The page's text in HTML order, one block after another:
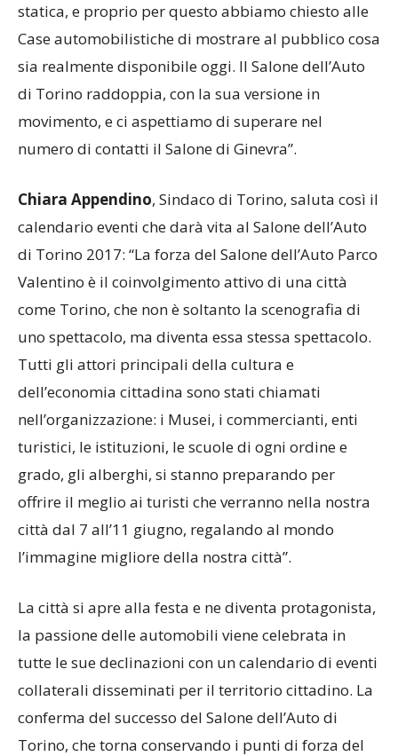
statica, e proprio per questo abbiamo chiesto alle
Case automobilistiche di mostrare al pubblico cosa
sia realmente disponibile oggi. Il Salone dell’Auto
di Torino raddoppia, con la sua versione in
movimento, e ci aspettiamo di superare nel
numero di contatti il Salone di Ginevra”.
Chiara Appendino, Sindaco di Torino, saluta così il
calendario eventi che darà vita al Salone dell’Auto
di Torino 2017: “La forza del Salone dell’Auto Parco
Valentino è il coinvolgimento attivo di una città
come Torino, che non è soltanto la scenografia di
uno spettacolo, ma diventa essa stessa spettacolo.
Tutti gli attori principali della cultura e
dell’economia cittadina sono stati chiamati
nell’organizzazione: i Musei, i commercianti, enti
turistici, le istituzioni, le scuole di ogni ordine e
grado, gli alberghi, si stanno preparando per
offrire il meglio ai turisti che verranno nella nostra
città dal 7 all’11 giugno, regalando al mondo
l’immagine migliore della nostra città”.
La città si apre alla festa e ne diventa protagonista,
la passione delle automobili viene celebrata in
tutte le sue declinazioni con un calendario di eventi
collaterali disseminati per il territorio cittadino. La
conferma del successo del Salone dell’Auto di
Torino, che torna conservando i punti di forza del